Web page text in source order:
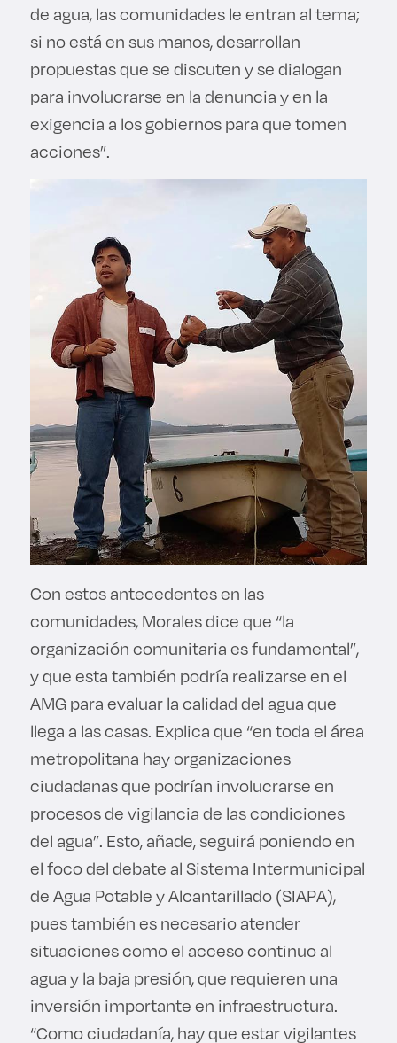
de agua, las comunidades le entran al tema;
si no está en sus manos, desarrollan
propuestas que se discuten y se dialogan
para involucrarse en la denuncia y en la
exigencia a los gobiernos para que tomen
acciones”.
Con estos antecedentes en las
comunidades, Morales dice que “la
organización comunitaria es fundamental”,
y que esta también podría realizarse en el
AMG para evaluar la calidad del agua que
llega a las casas. Explica que “en toda el área
metropolitana hay organizaciones
ciudadanas que podrían involucrarse en
procesos de vigilancia de las condiciones
del agua”. Esto, añade, seguirá poniendo en
el foco del debate al Sistema Intermunicipal
de Agua Potable y Alcantarillado (SIAPA),
pues también es necesario atender
situaciones como el acceso continuo al
agua y la baja presión, que requieren una
inversión importante en infraestructura.
“Como ciudadanía, hay que estar vigilantes